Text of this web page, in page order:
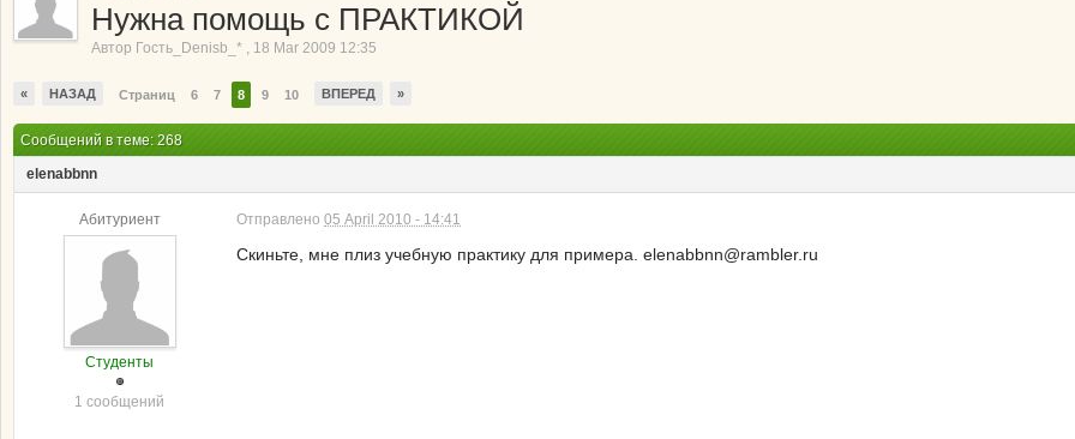
Нужна помощь с ПРАКТИКОЙ
Автор Гость_Denisb_* , 18 Mar 2009 12:35
« НАЗАД Страниц 6 7 8 9 10 ВПЕРЕД »
Сообщений в теме: 268
elenabbnn
Абитуриент
Студенты
1 сообщений
Отправлено 05 April 2010 - 14:41
Скиньте, мне плиз учебную практику для примера. elenabbnn@rambler.ru